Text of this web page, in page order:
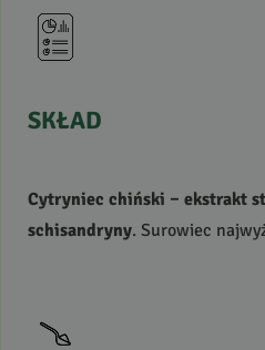
SKŁAD
Cytryniec chiński – ekstrakt
schisandryny. Surowiec